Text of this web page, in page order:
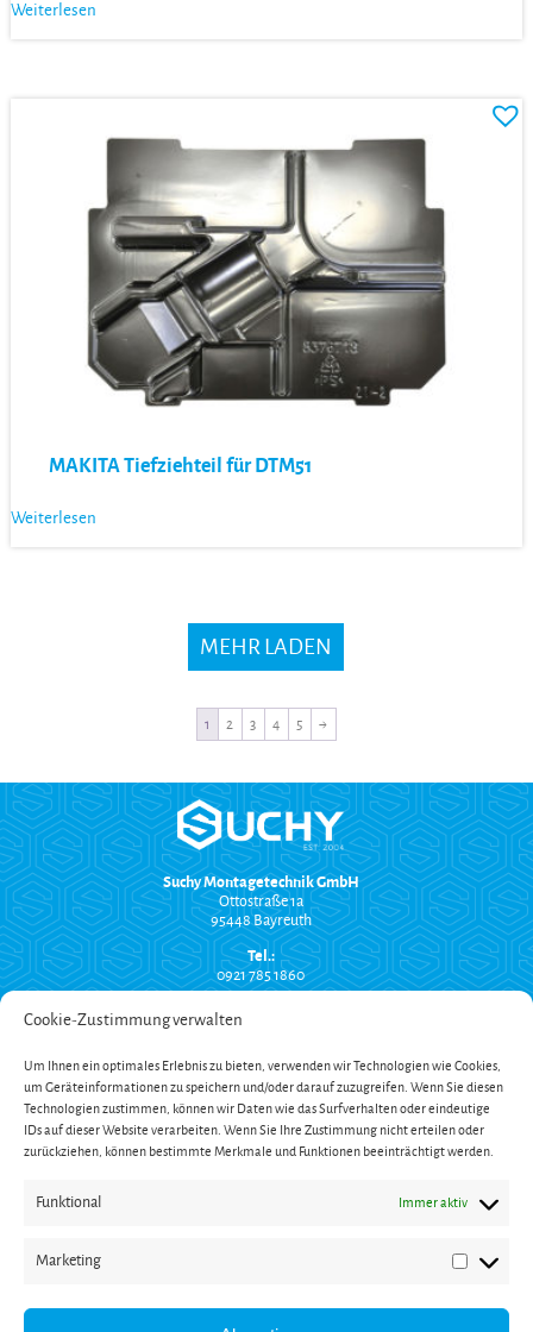
Cookie-Zustimmung verwalten
Um Ihnen ein optimales Erlebnis zu bieten, verwenden wir Technologien wie Cookies,
um Geräteinformationen zu speichern und/oder darauf zuzugreifen. Wenn Sie diesen
Technologien zustimmen, können wir Daten wie das Surfverhalten oder eindeutige
IDs auf dieser Website verarbeiten. Wenn Sie Ihre Zustimmung nicht erteilen oder
zurückziehen, können bestimmte Merkmale und Funktionen beeinträchtigt werden.
Funktional Immer aktiv
Marketing
Weiterlesen
MAKITA Tiefziehteil für DTM51
Weiterlesen
MEHR LADEN
1 2 3 4 5 →
Suchy Montagetechnik GmbH
Ottostraße 1a
95448 Bayreuth
Tel.:
0921 785 1860
info@suchy-montagetechnik.de
Versand und Zahlung
AGB
Widerrufsbelehrung
Impressum
Datenschutzerklärung